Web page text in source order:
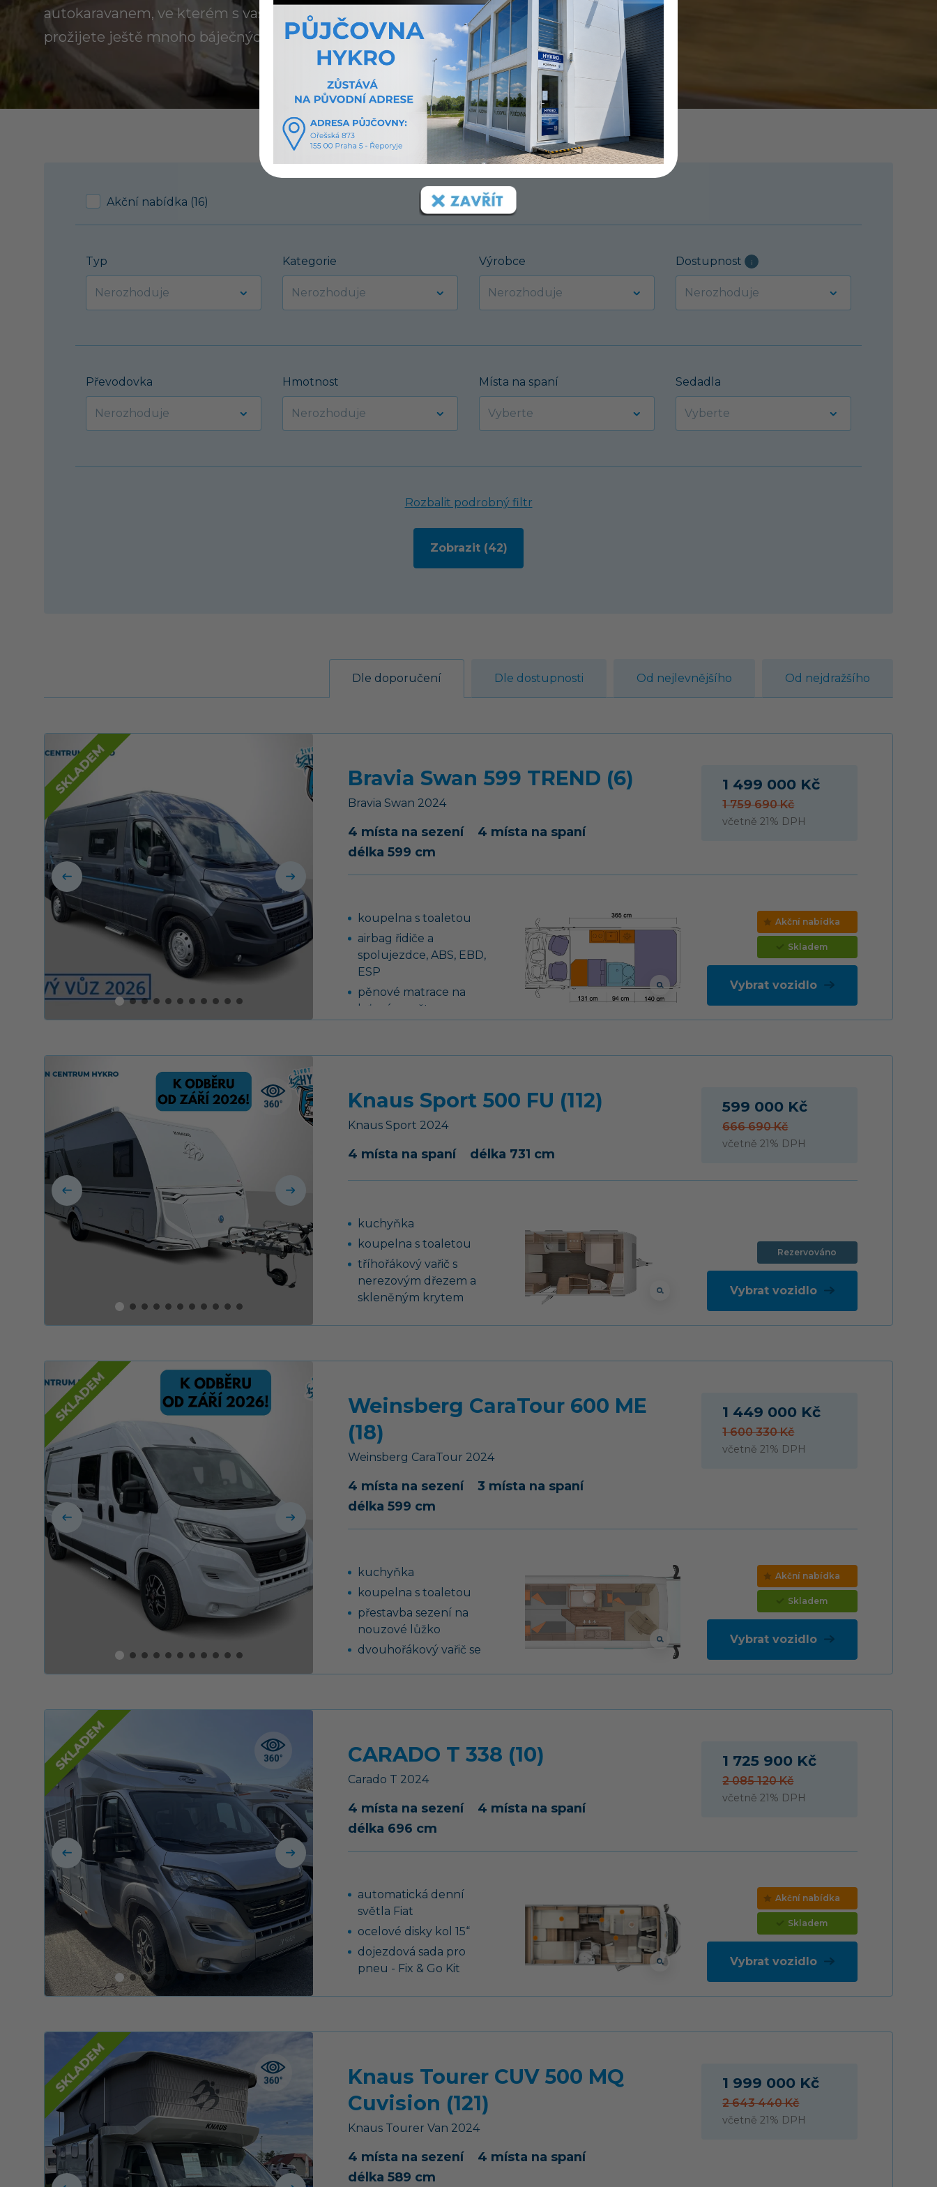
autokaravanem, ve kterém s vaší rodinou
prožijete ještě mnoho báječných dovolených.
Akční nabídka (16)
Typ Kategorie Výrobce Dostupnost i
Převodovka Hmotnost Místa na spaní Sedadla
Rozbalit podrobný filtr
Dle doporučení Dle dostupnosti Od nejlevnějšího Od nejdražšího
Bravia Swan 599 TREND (6)
Bravia Swan 2024
4 místa na sezení
4 místa na spaní
délka 599 cm
1 499 000 Kč
1 759 690 Kč
včetně 21% DPH
koupelna s toaletou
airbag řidiče a
spolujezdce, ABS, EBD,
ESP
pěnové matrace na
laťovém roštu na
Akční nabídka
Skladem
Vybrat vozidlo
Knaus Sport 500 FU (112)
Knaus Sport 2024
4 místa na spaní délka 731 cm
599 000 Kč
666 690 Kč
včetně 21% DPH
kuchyňka
koupelna s toaletou
tříhořákový vařič s
nerezovým dřezem a
skleněným krytem
Rezervováno
Vybrat vozidlo
Weinsberg CaraTour 600 ME
(18)
Weinsberg CaraTour 2024
4 místa na sezení
3 místa na spaní
délka 599 cm
1 449 000 Kč
1 600 330 Kč
včetně 21% DPH
kuchyňka
koupelna s toaletou
přestavba sezení na
nouzové lůžko
dvouhořákový vařič se
Akční nabídka
Skladem
Vybrat vozidlo
CARADO T 338 (10)
Carado T 2024
4 místa na sezení
4 místa na spaní
délka 696 cm
1 725 900 Kč
2 085 120 Kč
včetně 21% DPH
automatická denní
světla Fiat
ocelové disky kol 15“
dojezdová sada pro
pneu - Fix & Go Kit
moskytiéra ve vstupních
dveřích
splachováním
airbag řidiče a
spolujezdce, ABS, EBD,
Akční nabídka
Skladem
Vybrat vozidlo
Knaus Tourer CUV 500 MQ
Cuvision (121)
Knaus Tourer Van 2024
4 místa na sezení
4 místa na spaní
délka 589 cm
1 999 000 Kč
2 643 440 Kč
včetně 21% DPH